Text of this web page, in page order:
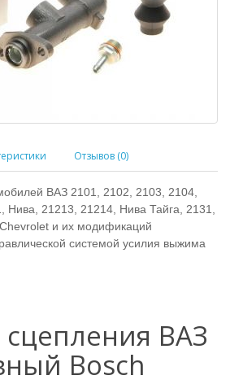
Отзывов (0)
ВАЗ 2101, 2102, 2103, 2104,
Нива, 21213, 21214, Нива Тайга, 2131,
и их модификаций
системой усилия выжима
ВАЗ
Bosch